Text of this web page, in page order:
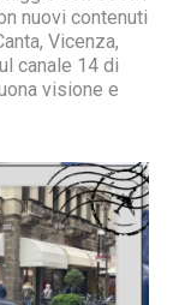
nuovi contenuti
Vicenza,
canale 14 di
visione e